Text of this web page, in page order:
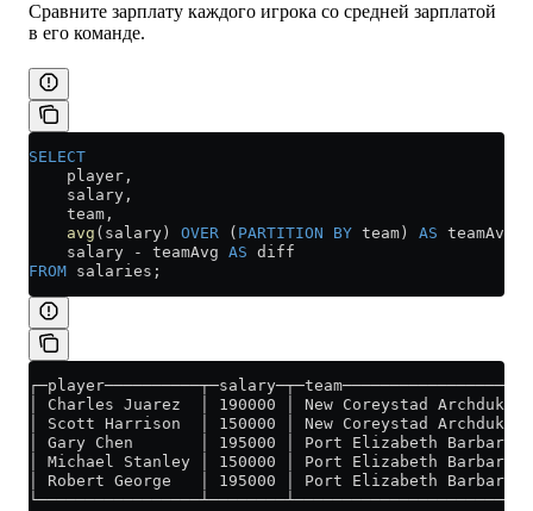
Сравните зарплату каждого игрока со средней зарплатой
в его команде.
SELECT
    player,
    salary,
    team,
    avg
(salary) OVER ( PARTITION BY team) AS teamAvg,
    salary
- teamAvg AS diff
FROM salaries;
│ Charles Juarez  │ 190000 │ New Coreystad
│ Scott Harrison  │ 150000 │ New Coreystad
│ Gary Chen       │ 195000 │ Port Elizabeth
│ Michael Stanley │ 150000 │ Port Elizabeth
│ Robert George   │ 195000 │ Port Elizabeth